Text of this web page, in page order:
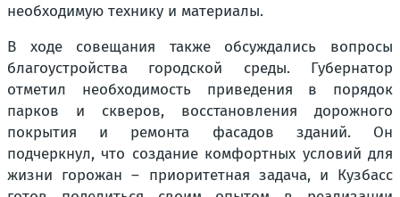
необходимую технику и материалы.
В ходе совещания также обсуждались вопросы
благоустройства городской среды. Губернатор
отметил необходимость приведения в порядок
парков и скверов, восстановления дорожного
покрытия и ремонта фасадов зданий. Он
подчеркнул, что создание комфортных условий для
жизни горожан – приоритетная задача, и Кузбасс